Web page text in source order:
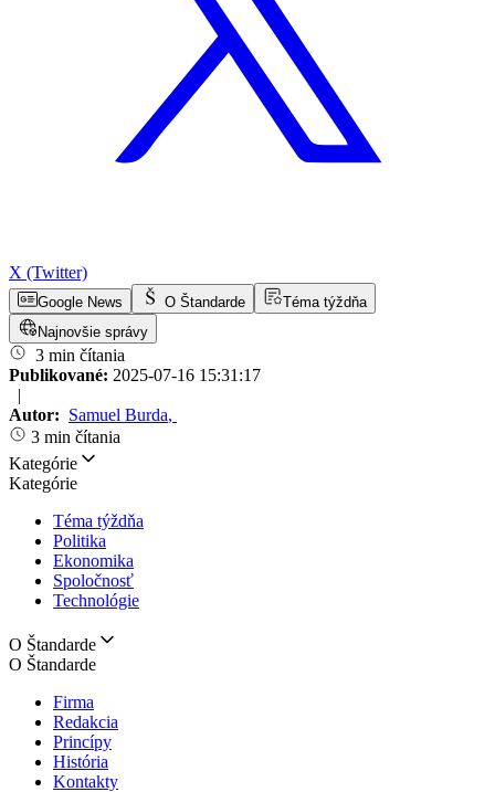
X (Twitter)
Google News O Štandarde
Téma týždňa
Najnovšie správy
3 min čítania
Publikované: 2025-07-16 15:31:17
|
Autor: Samuel Burda,
3 min čítania
Kategórie
Kategórie
Téma týždňa
Politika
Ekonomika
Spoločnosť
Technológie
O Štandarde
O Štandarde
Firma
Redakcia
Princípy
História
Kontakty